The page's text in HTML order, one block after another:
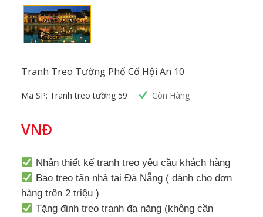
Tranh Treo Tường Phố Cổ Hội An 10
Mã SP: Tranh treo tường 59 Còn Hàng
VNĐ
Nhận thiết kế tranh treo yêu cầu khách hàng
Bao treo tận nhà tại Đà Nẵng ( dành cho đơn
hàng trên 2 triệu )
Tặng đinh treo tranh đa năng (không cần